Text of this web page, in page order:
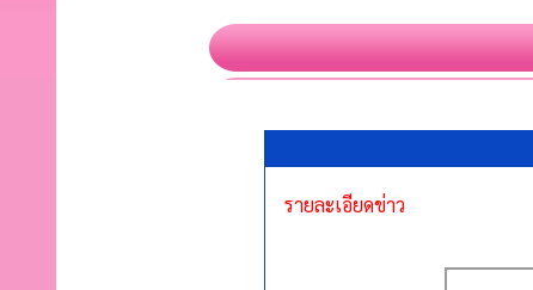
รายละเอียดข่าว